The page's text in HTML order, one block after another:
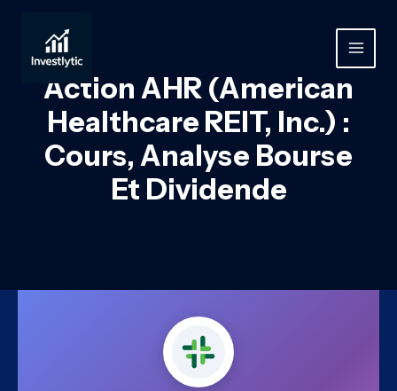
contenu
MAIN
Action AHR (American
Healthcare REIT, Inc.) :
Cours, Analyse Bourse
Et Dividende